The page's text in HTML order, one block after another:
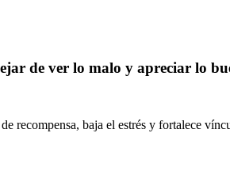
de ver lo malo y apreciar lo
recompensa, baja el estrés y fortalece